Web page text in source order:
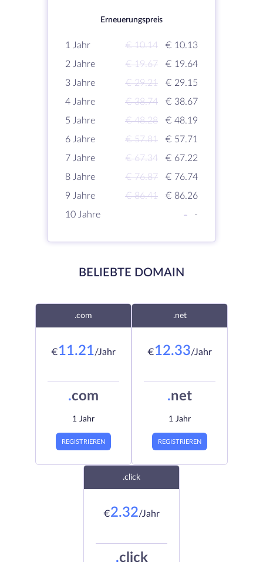
Erneuerungspreis
1 Jahr € 10.14
€ 10.13
2 Jahre
€ 19.67
€ 19.64
3 Jahre
€ 29.21
€ 29.15
4 Jahre
€ 38.74
€ 38.67
5 Jahre
€ 48.28
€ 48.19
6 Jahre
€ 57.81
€ 57.71
7 Jahre
€ 67.34
€ 67.22
8 Jahre
€ 76.87
€ 76.74
9 Jahre
€ 86.41
€ 86.26
10 Jahre
- -
BELIEBTE DOMAIN
.com
€11.21/Jahr
.com
1 Jahr
REGISTRIEREN
.net
€12.33/Jahr
.net
1 Jahr
REGISTRIEREN
.click
€2.32/Jahr
.click